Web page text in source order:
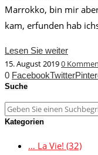
Marrokko, bin mir
kam, erfunden hab
Lesen Sie weiter
15. August 20190
0 FacebookTwitter
Suche
Kategorien
… La Vie! (32)